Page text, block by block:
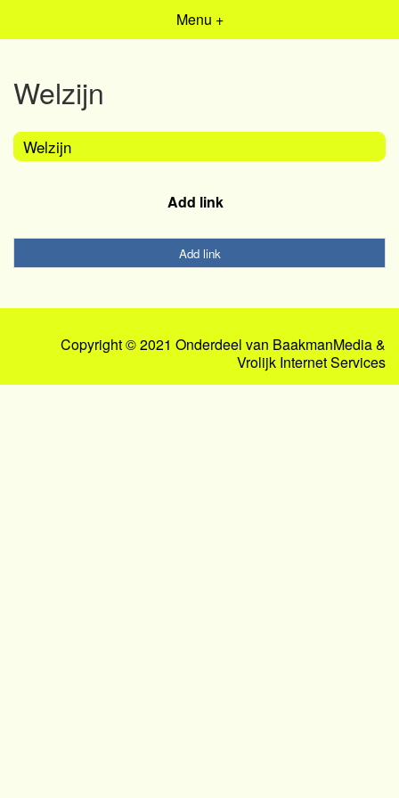
Menu +
Welzijn
Welzijn
Add link
Add link
Copyright © 2021 Onderdeel van BaakmanMedia&
Vrolijk Internet Services